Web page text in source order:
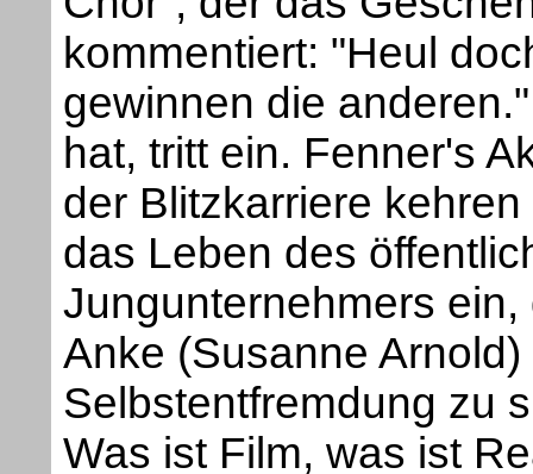
kommentiert: "Heul
gewinnen die
hat, tritt ein. Fenner's
der Blitzkarriere
das Leben des
Jungunternehmers
Anke (Susanne
Selbstentfremdung zu
Was ist Film, was ist